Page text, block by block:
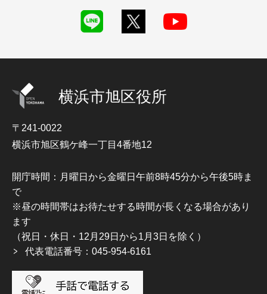
横浜市旭区役所
〒241-0022
横浜市旭区鶴ケ峰一丁目4番地12
開庁時間：月曜日から金曜日午前8時45分から午後5時ま
で
※昼の時間帯はお待たせする時間が長くなる場合があり
ます
（祝日・休日・12月29日から1月3日を除く）
代表電話番号：045-954-6161